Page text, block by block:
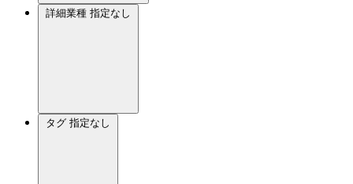
詳細業種 指定なし
タグ 指定なし